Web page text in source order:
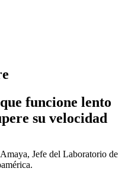
funcione lento
su velocidad
Jefe del Laboratorio de